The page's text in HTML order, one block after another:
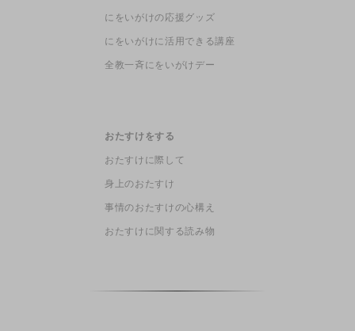
にをいがけの応援グッズ
にをいがけに活用できる講座
全教一斉にをいがけデー
おたすけをする
おたすけに際して
身上のおたすけ
事情のおたすけの心構え
おたすけに関する読み物